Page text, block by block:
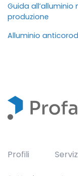
Guida
produzione
Alluminio
Profili